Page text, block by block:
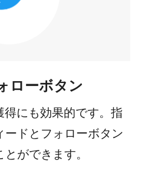
ローボタン
にも効果的です。指
ードとフォローボタン
ができます。